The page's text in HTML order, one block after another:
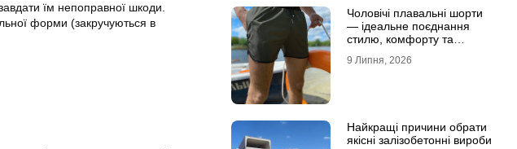
їм непоправної шкоди.
форми (закручуються в
Чоловічі плавальні шорти
— ідеальне поєднання
стилю, комфорту та
9 Липня, 2026
Найкращі причини обрати
якісні залізобетонні вироби